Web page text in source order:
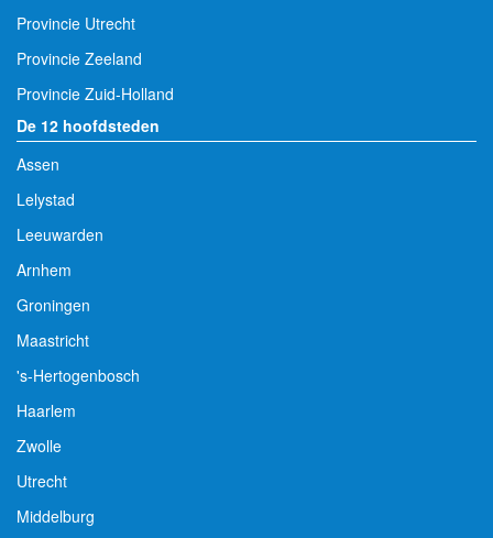
Provincie Utrecht
Provincie Zeeland
Provincie Zuid-Holland
De 12 hoofdsteden
Assen
Lelystad
Leeuwarden
Arnhem
Groningen
Maastricht
's-Hertogenbosch
Haarlem
Zwolle
Utrecht
Middelburg